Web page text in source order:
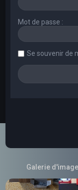
Mot de passe :
Se souvenir de
Galerie